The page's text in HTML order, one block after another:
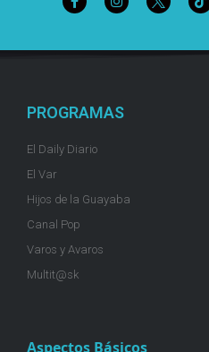
PROGRAMAS
El Daily Diario
El Var
Hijos de la Guayaba
Canal Pop
Varos y Avaros
Multit@sk
Aspectos Básicos